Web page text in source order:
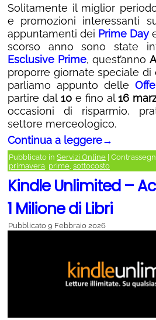
Solitamente il miglior
e promozioni interessanti
appuntamenti dei Prime Day
scorso anno sono state
Esclusive Prime, quest’anno
proporre giornate speciale di
parliamo appunto delle
partire dal 10e fino al16
occasioni di risparmio,
settore merceologico.
Continua a leggere→
Pubblicato in Servizi Online
primavera prime sottocosto
Kindle Unlimited –
1 Milione di Libri
Pubblicato 9 Febbraio 2026